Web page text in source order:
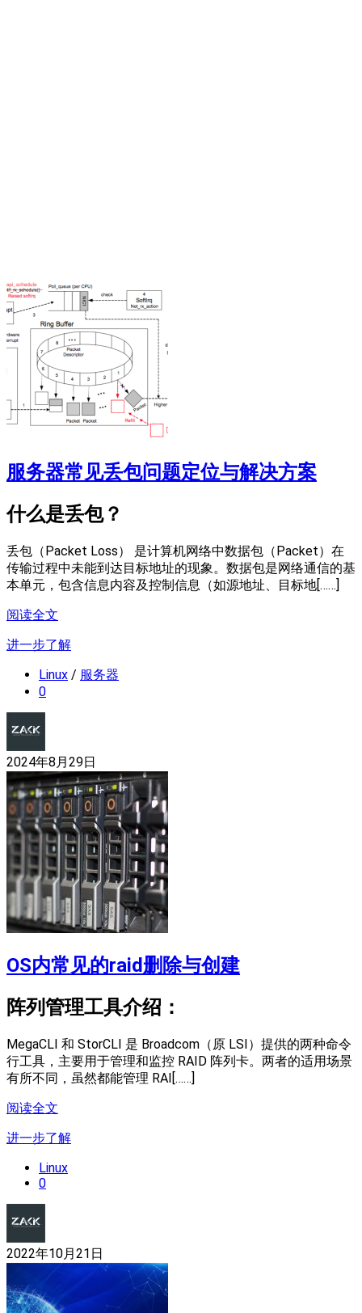
服务器常见丢包问题定位与解决方案
什么是丢包？
​​丢包（Packet Loss）​​ 是计算机网络中数据包（Packet）在
传输过程中未能到达目标地址的现象。数据包是网络通信的基
本单元，包含信息内容及控制信息（如源地址、目标地[……]
阅读全文
进一步了解
Linux / 服务器
0
2024年8月29日
OS内常见的raid删除与创建
阵列管理工具介绍：
MegaCLI 和 StorCLI 是 Broadcom（原 LSI）提供的两种命令
行工具，主要用于管理和监控 RAID 阵列卡。两者的适用场景
有所不同，虽然都能管理 RAI[……]
阅读全文
进一步了解
Linux
0
2022年10月21日